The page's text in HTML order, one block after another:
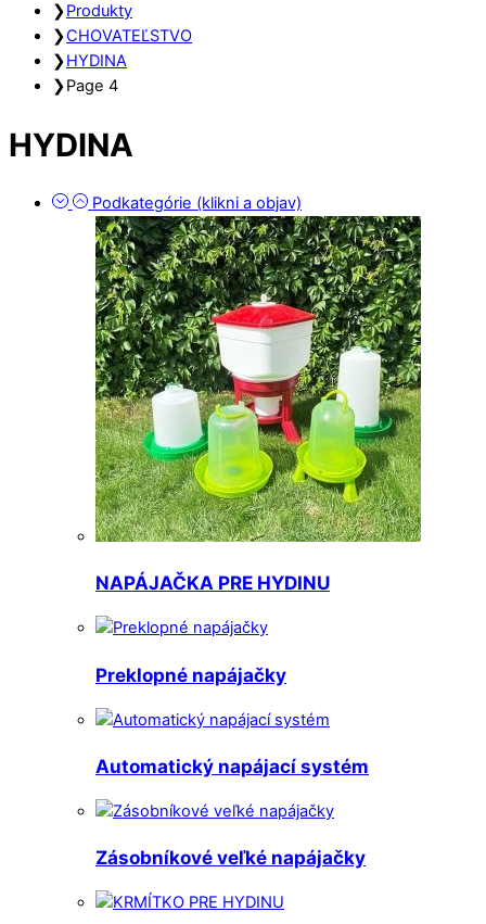
❯Produkty
❯CHOVATEĽSTVO
❯HYDINA
❯Page 4
HYDINA
Podkategórie (klikni a objav)
NAPÁJAČKA PRE HYDINU
Preklopné napájačky
Automatický napájací systém
Zásobníkové veľké napájačky